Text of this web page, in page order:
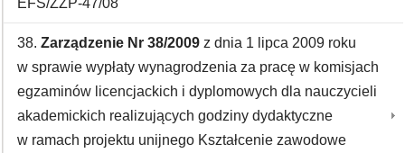
EFS/ZZP-47/08
38. Zarządzenie Nr 38/2009 z dnia 1 lipca 2009 roku
w sprawie wypłaty wynagrodzenia za pracę w komisjach
egzaminów licencjackich i dyplomowych dla nauczycieli
akademickich realizujących godziny dydaktyczne
w ramach projektu unijnego Kształcenie zawodowe